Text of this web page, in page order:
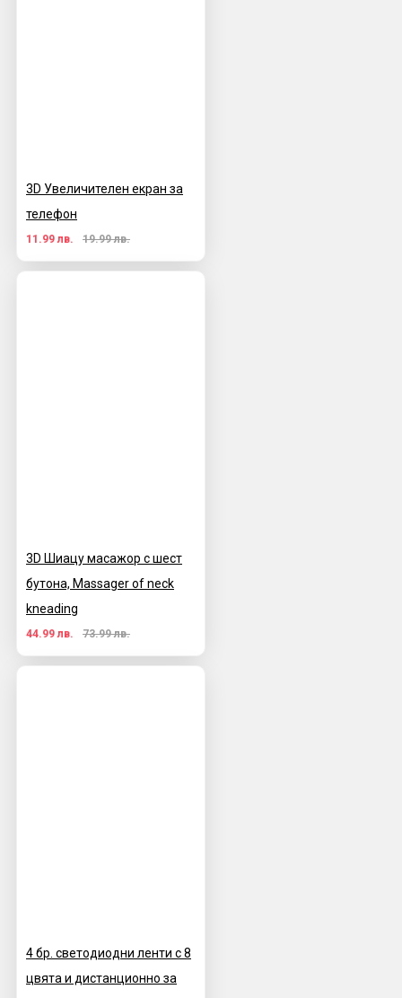
3D Увеличителен екран за
телефон
11.99 лв. 19.99 лв.
3D Шиацу масажор с шест
бутона, Massager of neck
kneading
44.99 лв. 73.99 лв.
4 бр. светодиодни ленти с 8
цвята и дистанционно за